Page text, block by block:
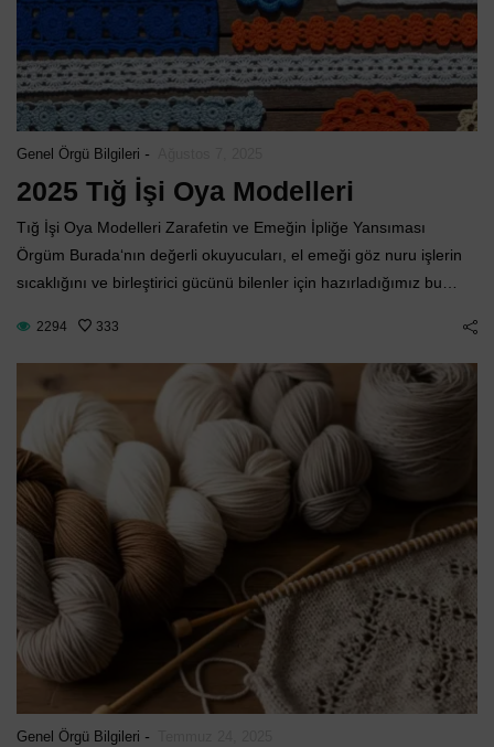
Genel Örgü Bilgileri -
2025 Tığ İşi Oya Modelleri
Tığ İşi Oya Modelleri Zarafetin ve Emeğin İpliğe Yansıması
Örgüm Burada‘nın değerli okuyucuları, el emeği göz nuru işlerin
sıcaklığını ve birleştirici gücünü bilenler için hazırladığımız bu…
2294 333
Genel Örgü Bilgileri -